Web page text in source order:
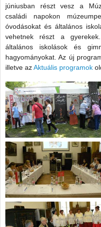
júniusban részt vesz a
családi napokon
óvodásokat és általános
vehetnek részt a
általános iskolások és
hagyományokat. Az új
illetve azAktuális programok